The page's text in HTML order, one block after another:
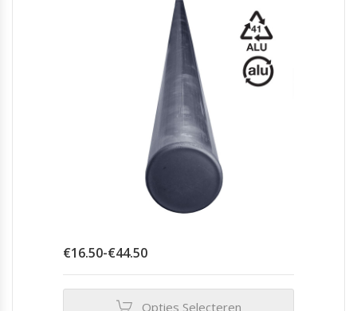
€16.50-€44.50Prijsklasse:
€44.50
Opties Selecteren